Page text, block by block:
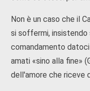
Non è un caso che il
si soffermi, insistendo
comandamento
amati «sino alla fine»
dell'amore che riceve